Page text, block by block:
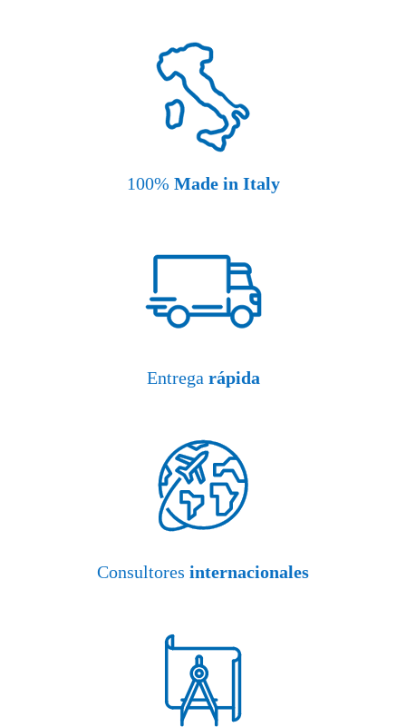
100% Made in Italy
Entrega rápida
Consultores internacionales